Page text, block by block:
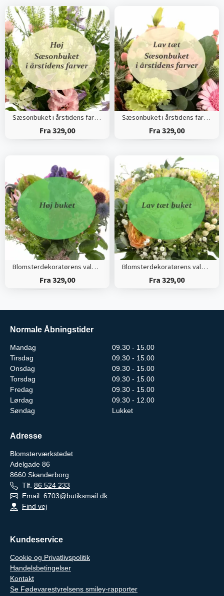
Sæsonbuket i årstidens farver (Høj)
Fra 329,00
Sæsonbuket i årstidens farver (Tæt)
Fra 329,00
Blomsterdekoratørens valg (Høj)
Fra 329,00
Blomsterdekoratørens valg (Tæt)
Fra 329,00
Normale Åbningstider
Mandag
09.30 - 15.00
Tirsdag
09.30 - 15.00
Onsdag
09.30 - 15.00
Torsdag
09.30 - 15.00
Fredag
09.30 - 15.00
Lørdag
09.30 - 12.00
Søndag
Lukket
Adresse
Blomsterværkstedet
Adelgade 86
8660 Skanderborg
Tlf. 86 524 233
Email: 6703@butiksmail.dk
Find vej
Kundeservice
Cookie og Privatlivspolitik
Handelsbetingelser
Kontakt
Se Fødevarestyrelsens smiley-rapporter